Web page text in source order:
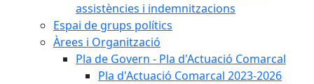
assistències i indemnitzacions
Espai de grups polítics
Àrees i Organització
Pla de Govern - Pla d'Actuació Comarcal
Pla d'Actuació Comarcal 2023-2026